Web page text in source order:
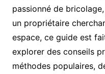
passionné de
un propriétaire
espace, ce guide est
explorer des conseils
méthodes populaires,